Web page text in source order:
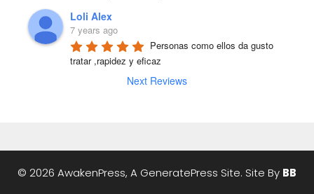
Loli Alex
7 years ago
Personas como ellos da gusto
tratar ,rapidez y eficaz
Next Reviews
© 2026 AwakenPress, A GeneratePress Site. Site By BB